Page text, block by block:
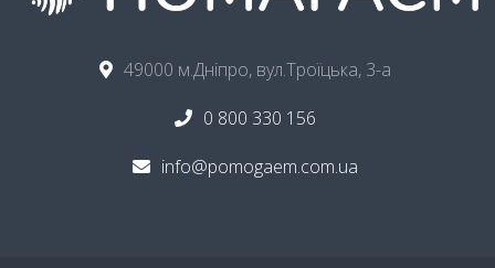
49000 м.Дніпро, вул.Троїцька, 3-а
0 800 330 156
info@pomogaem.com.ua